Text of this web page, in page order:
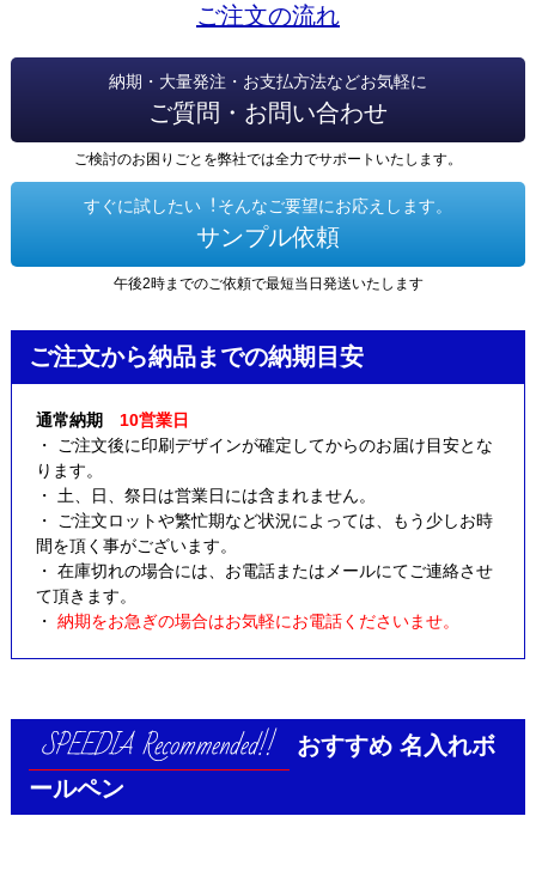
ご注文の流れ
納期・大量発注・お支払方法などお気軽に
ご質問・お問い合わせ
ご検討のお困りごとを弊社では全力でサポートいたします。
すぐに試したい︕そんなご要望にお応えします。
サンプル依頼
午後2時までのご依頼で最短当日発送いたします
ご注文から納品までの納期目安
通常納期 10営業日
・ ご注文後に印刷デザインが確定してからのお届け目安とな
ります。
・ 土、日、祭日は営業日には含まれません。
・ ご注文ロットや繁忙期など状況によっては、もう少しお時
間を頂く事がございます。
・ 在庫切れの場合には、お電話またはメールにてご連絡させ
て頂きます。
・ 納期をお急ぎの場合はお気軽にお電話くださいませ。
おすすめ 名入れボ
ールペン